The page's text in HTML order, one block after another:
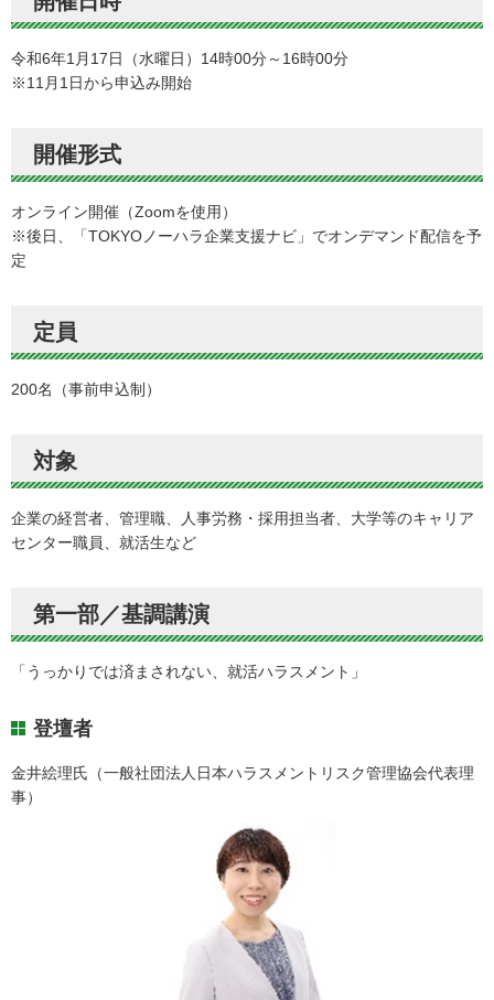
令和6年1月17日（水曜日）14時00分～16時00分
※11月1日から申込み開始
開催形式
オンライン開催（Zoomを使用）
※後日、「TOKYOノーハラ企業支援ナビ」でオンデマンド配信を予
定
定員
200名（事前申込制）
対象
企業の経営者、管理職、人事労務・採用担当者、大学等のキャリア
センター職員、就活生など
第一部／基調講演
「うっかりでは済まされない、就活ハラスメント」
登壇者
金井絵理氏（一般社団法人日本ハラスメントリスク管理協会代表理
事）